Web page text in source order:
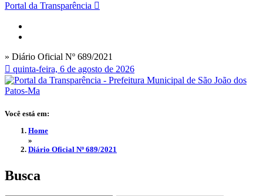
Portal da Transparência
» Diário Oficial Nº 689/2021
quinta-feira, 6 de agosto de 2026
Você está em:
Home
»
Diário Oficial Nº 689/2021
Busca